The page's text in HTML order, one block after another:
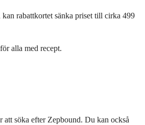
rabattkortet sänka priset till cirka 499
alla med recept.
söka efter Zepbound. Du kan också